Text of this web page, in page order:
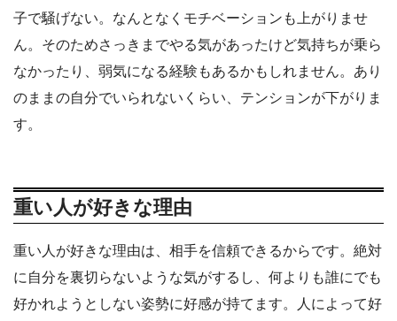
子で騒げない。なんとなくモチベーションも上がりませ
ん。そのためさっきまでやる気があったけど気持ちが乗ら
なかったり、弱気になる経験もあるかもしれません。あり
のままの自分でいられないくらい、テンションが下がりま
す。
重い人が好きな理由
重い人が好きな理由は、相手を信頼できるからです。絶対
に自分を裏切らないような気がするし、何よりも誰にでも
好かれようとしない姿勢に好感が持てます。人によって好